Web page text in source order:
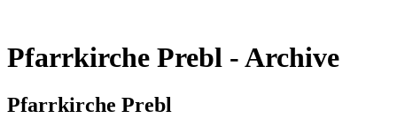
Pfarrkirche Prebl - Archive
Pfarrkirche Prebl